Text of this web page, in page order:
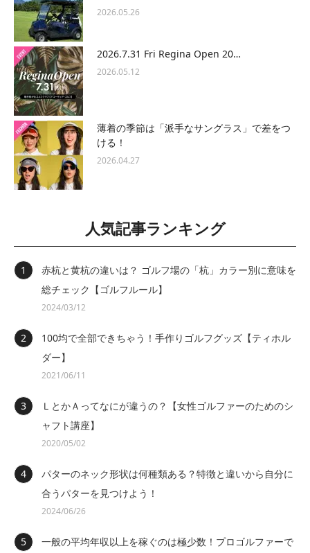
2026.05.26
2026.7.31 Fri Regina Open 20…
2026.05.12
薄着の季節は「派手なサングラス」で差をつ
ける！
2026.04.27
人気記事ランキング
赤杭と黄杭の違いは？ ゴルフ場の「杭」カラー別に意味を
総チェック【ゴルフルール】
2024/03/12
100均で全部できちゃう！手作りゴルフグッズ【ティホル
ダー】
2021/06/11
ＬとかＡってなにが違うの？【女性ゴルファーのためのシ
ャフト講座】
2020/05/02
パターのネック形状は何種類ある？特徴と違いから自分に
合うパターを見つけよう！
2024/06/26
一般の平均年収以上を稼ぐのは極少数！プロゴルファーで